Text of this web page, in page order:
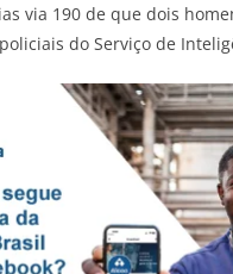
via 190 de que dois
do Serviço de